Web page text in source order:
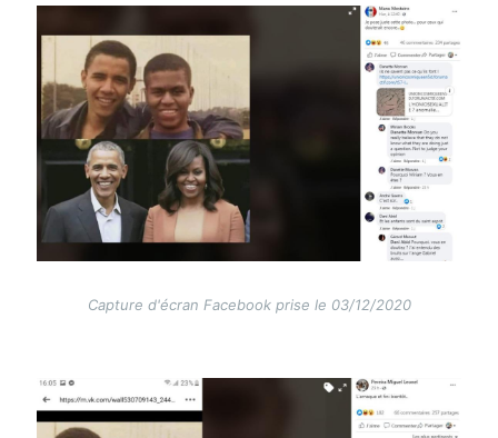
Capture d'écran Facebook prise le 03/12/2020
Image